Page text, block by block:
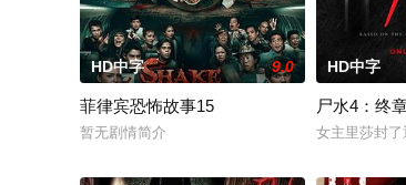
HD中字 9.0
菲律宾恐怖故事15
暂无剧情简介
HD中字
尸水4：终
女主里莎封